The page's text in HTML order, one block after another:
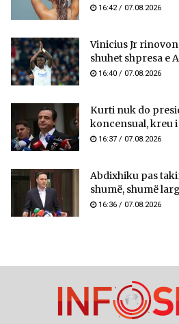
16:42 / 07.08.2026
Vinicius Jr
shuhet shpresa e
16:40 / 07.08.2026
Kurti nuk do
koncensual, kreu i
16:37 / 07.08.2026
Abdixhiku pas
shumë, shumë
16:36 / 07.08.2026